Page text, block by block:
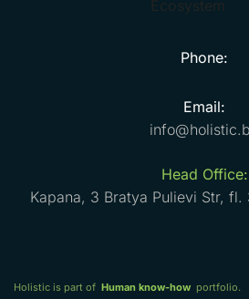
Phone:
Email:
Head Office:
Kapana, 3 Bratya Pulievi Str,
Holistic is part of Human know-how portfolio.